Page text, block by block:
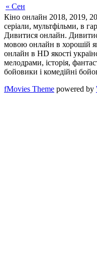
« Сен
Кіно онлайн 2018, 2019,
серіали, мультфільми, в
Дивитися онлайн.
мовою онлайн в хорошій
онлайн в HD якості
мелодрами, історія,
бойовики і комедійні
fMovies Theme powered by